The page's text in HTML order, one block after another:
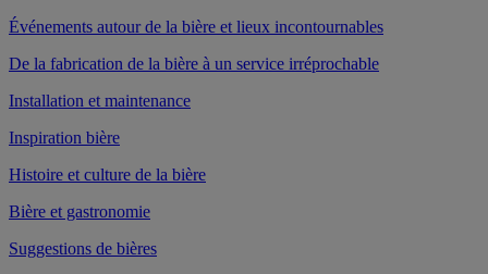
Événements autour de la bière et lieux incontournables
De la fabrication de la bière à un service irréprochable
Installation et maintenance
Inspiration bière
Histoire et culture de la bière
Bière et gastronomie
Suggestions de bières